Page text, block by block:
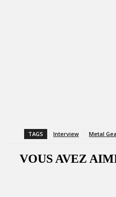
TAGS Interview Metal
VOUS AVEZ